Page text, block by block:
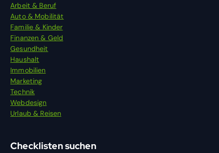
Arbeit & Beruf
Auto & Mobilität
Familie & Kinder
Finanzen & Geld
Gesundheit
Haushalt
Immobilien
Marketing
Technik
Webdesign
Urlaub & Reisen
Checklisten suchen